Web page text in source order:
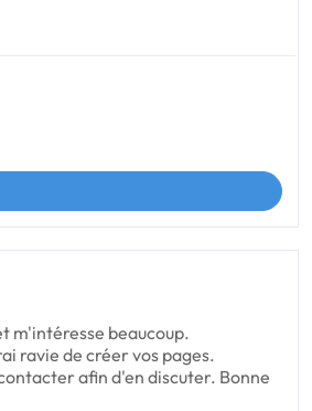
m'intéresse beaucoup.
ravie de créer vos pages.
afin d'en discuter. Bonne